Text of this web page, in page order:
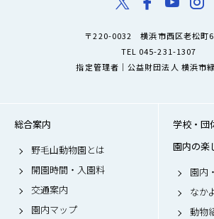
〒220-0032 横浜市西区老松町
TEL 045-231-1307
指定管理者｜公益財団法人 横浜市
総合案内
野毛山動物園とは
開園時間・入園料
交通案内
園内マップ
学校・団
園内の楽
園内
なか
動物